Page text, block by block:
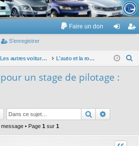
acquéreurs du Volkswagen Touran
Faire un don
ne nr
S’enregistrer
Les autres voitures et ce qui touche à la voiture L'auto et la route : droit, garantie, assurance, code, infraction, radars, points, permis, ...
h
un stage de pilotage :
Rechercher
message • Page 1 sur 1